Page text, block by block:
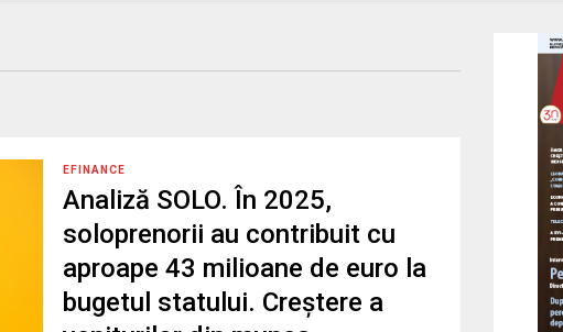
EFINANCE
Analiză SOLO. În 2025,
soloprenorii au contribuit cu
aproape 43 milioane de euro la
bugetul statului. Creștere a